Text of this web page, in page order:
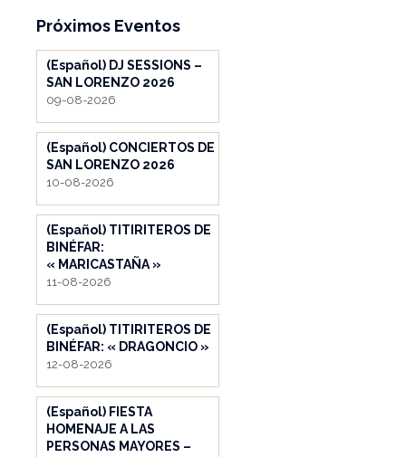
Próximos Eventos
(Español) DJ SESSIONS –
SAN LORENZO 2026
09-08-2026
(Español) CONCIERTOS DE
SAN LORENZO 2026
10-08-2026
(Español) TITIRITEROS DE
BINÉFAR:
« MARICASTAÑA »
11-08-2026
(Español) TITIRITEROS DE
BINÉFAR: « DRAGONCIO »
12-08-2026
(Español) FIESTA
HOMENAJE A LAS
PERSONAS MAYORES –